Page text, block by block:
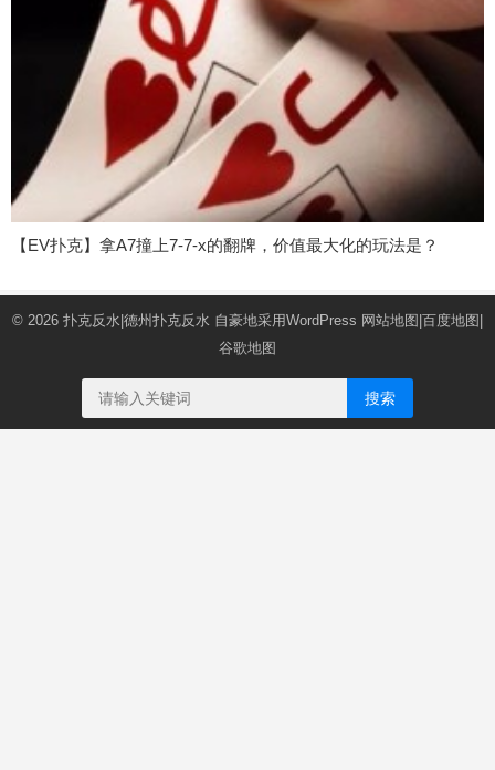
【EV扑克】拿A7撞上7-7-x的翻牌，价值最大化的玩法是？
© 2026 扑克反水|德州扑克反水 自豪地采用WordPress 网站地图 百度地图
谷歌地图
搜索